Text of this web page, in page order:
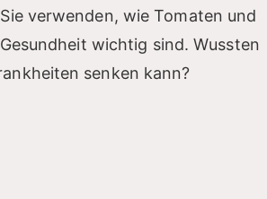
verwenden, wie Tomaten und
wichtig sind. Wussten
senken kann?